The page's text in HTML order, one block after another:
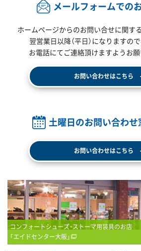
メールフォームでの
ホームページからのお問い合せに関す
翌営業日以降（平日）になりますので
お電話にてご連絡頂けますようお願
お問い合わせはこちら
土曜日のお問い合わせ
お問い合わせはこちら
コンフォートシューズ・ストーマ用装具のお店
「エイドセンター大阪」